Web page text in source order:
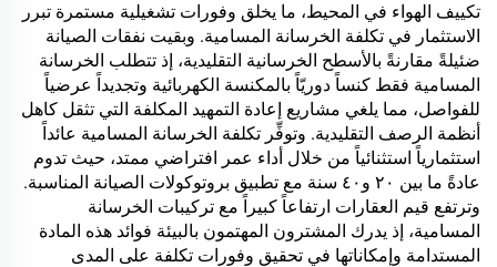
تكييف الهواء في المحيط، ما يخلق وفورات تشغيلية مستمرة تبرر
الاستثمار في تكلفة الخرسانة المسامية. وبقيت نفقات الصيانة
ضئيلةً مقارنةً بالأسطح الخرسانية التقليدية، إذ تتطلب الخرسانة
المسامية فقط كنساً دوريّاً بالمكنسة الكهربائية وتجديداً عرضياً
للفواصل، مما يلغي مشاريع إعادة التمهيد المكلفة التي تثقل كاهل
أنظمة الرصف التقليدية. وتوفِّر تكلفة الخرسانة المسامية عائداً
استثمارياً استثنائياً من خلال أداء عمر افتراضي ممتد، حيث تدوم
عادةً ما بين ٢٠ و٤٠ سنة مع تطبيق بروتوكولات الصيانة المناسبة.
وترتفع قيم العقارات ارتفاعاً كبيراً مع تركيبات الخرسانة
المسامية، إذ يدرك المشترون المهتمون بالبيئة فوائد هذه المادة
المستدامة وإمكاناتها في تحقيق وفورات تكلفة على المدى